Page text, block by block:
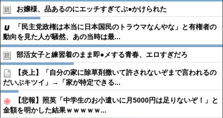
お嬢様、品あるのにエッチすぎてぶ●︎かけられた
「民主党政権は本当に日本国民のトラウマなんやな」と有権者の
動向を見た人が騒然、あの当時は最...
部活女子と練習着のまま即●︎メする青春、エロすぎだろ
【炎上】「自分の家に除草剤撒いて許されないぞまで言われるの
だいぶキツイ」→「家が特定できる...
【悲報】照英「中学生のお小遣いに月5000円は足りないぞ！」と
金額を明かした結果ｗｗｗｗｗ...